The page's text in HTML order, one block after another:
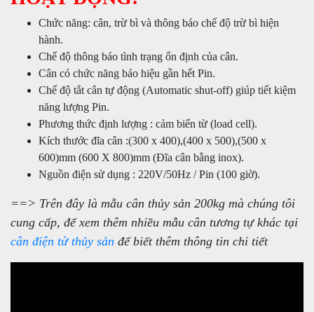
Chức năng: cân, trừ bì và thông báo chế độ trừ bì hiện
hành.
Chế độ thông báo tình trạng ổn định của cân.
Cân có chức năng báo hiệu gần hết Pin.
Chế độ tắt cân tự động (Automatic shut-off) giúp tiết kiệm
năng lượng Pin.
Phương thức định lượng : cảm biến từ (load cell).
Kích thước đĩa cân :(300 x 400),(400 x 500),(500 x
600)mm (600 X 800)mm (Đĩa cân bằng inox).
Nguồn điện sử dụng : 220V/50Hz / Pin (100 giờ).
==> Trên đây là mẫu cân thủy sản 200kg mà chúng tôi
cung cấp, để xem thêm nhiều mẫu cân tương tự khác tại
cân điện tử thủy sản để biết thêm thông tin chi tiết